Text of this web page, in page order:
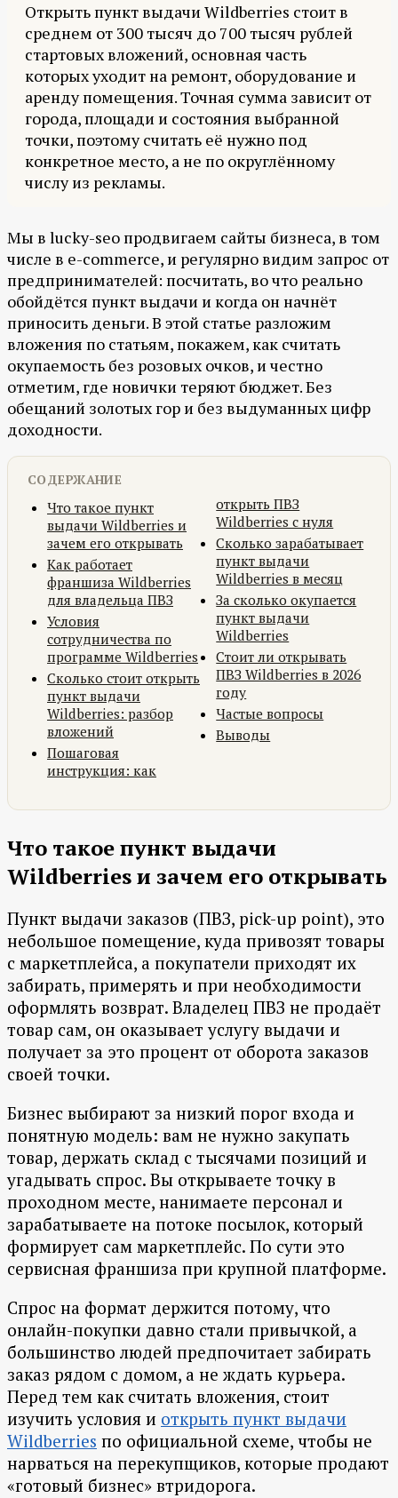
Открыть пункт выдачи Wildberries стоит в
среднем от 300 тысяч до 700 тысяч рублей
стартовых вложений, основная часть
которых уходит на ремонт, оборудование и
аренду помещения. Точная сумма зависит от
города, площади и состояния выбранной
точки, поэтому считать её нужно под
конкретное место, а не по округлённому
числу из рекламы.
Мы в lucky-seo продвигаем сайты бизнеса, в том
числе в e-commerce, и регулярно видим запрос от
предпринимателей: посчитать, во что реально
обойдётся пункт выдачи и когда он начнёт
приносить деньги. В этой статье разложим
вложения по статьям, покажем, как считать
окупаемость без розовых очков, и честно
отметим, где новички теряют бюджет. Без
обещаний золотых гор и без выдуманных цифр
доходности.
СОДЕРЖАНИЕ
Что такое пункт
выдачи Wildberries и
зачем его открывать
Как работает
франшиза Wildberries
для владельца ПВЗ
Условия
сотрудничества по
программе Wildberries
Сколько стоит открыть
пункт выдачи
Wildberries: разбор
вложений
Пошаговая
инструкция: как
открыть ПВЗ
Wildberries с нуля
Сколько зарабатывает
пункт выдачи
Wildberries в месяц
За сколько окупается
пункт выдачи
Wildberries
Стоит ли открывать
ПВЗ Wildberries в 2026
году
Частые вопросы
Выводы
Что такое пункт выдачи
Wildberries и зачем его открывать
Пункт выдачи заказов (ПВЗ, pick-up point), это
небольшое помещение, куда привозят товары
с маркетплейса, а покупатели приходят их
забирать, примерять и при необходимости
оформлять возврат. Владелец ПВЗ не продаёт
товар сам, он оказывает услугу выдачи и
получает за это процент от оборота заказов
своей точки.
Бизнес выбирают за низкий порог входа и
понятную модель: вам не нужно закупать
товар, держать склад с тысячами позиций и
угадывать спрос. Вы открываете точку в
проходном месте, нанимаете персонал и
зарабатываете на потоке посылок, который
формирует сам маркетплейс. По сути это
сервисная франшиза при крупной платформе.
Спрос на формат держится потому, что
онлайн-покупки давно стали привычкой, а
большинство людей предпочитает забирать
заказ рядом с домом, а не ждать курьера.
Перед тем как считать вложения, стоит
изучить условия и открыть пункт выдачи
Wildberries по официальной схеме, чтобы не
нарваться на перекупщиков, которые продают
«готовый бизнес» втридорога.